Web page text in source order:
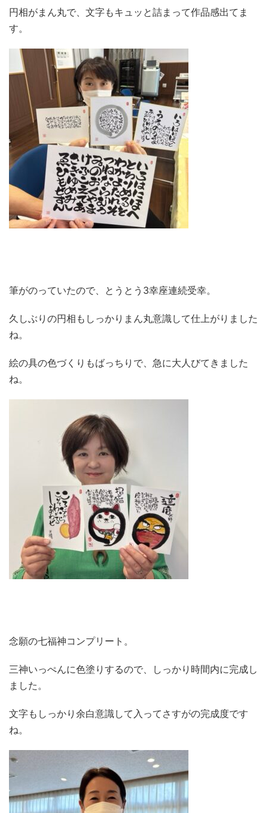
円相がまん丸で、文字もキュッと詰まって作品感出てま
す。
筆がのっていたので、とうとう3幸座連続受幸。
久しぶりの円相もしっかりまん丸意識して仕上がりました
ね。
絵の具の色づくりもばっちりで、急に大人びてきました
ね。
念願の七福神コンプリート。
三神いっぺんに色塗りするので、しっかり時間内に完成し
ました。
文字もしっかり余白意識して入ってさすがの完成度です
ね。